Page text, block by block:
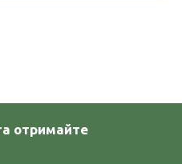
отримайте